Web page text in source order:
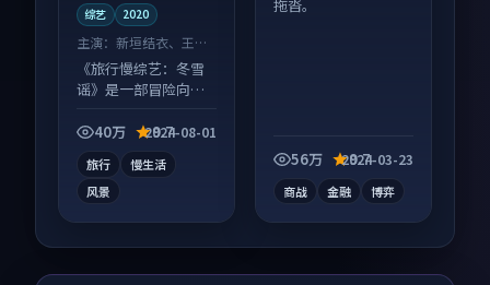
综艺 2020
主演： 新垣结衣、王一
博 等
《旅行慢综艺：冬雪
谣》是一部冒险向综
为内核，情感戏份扎
40万 9.7
2024-08-01
旅行
慢生活
风景
拖沓。
56万 9.7
2024-03-23
商战 金融 博弈